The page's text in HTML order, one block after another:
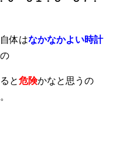
体はなかなかよい時計
と危険かなと思うの